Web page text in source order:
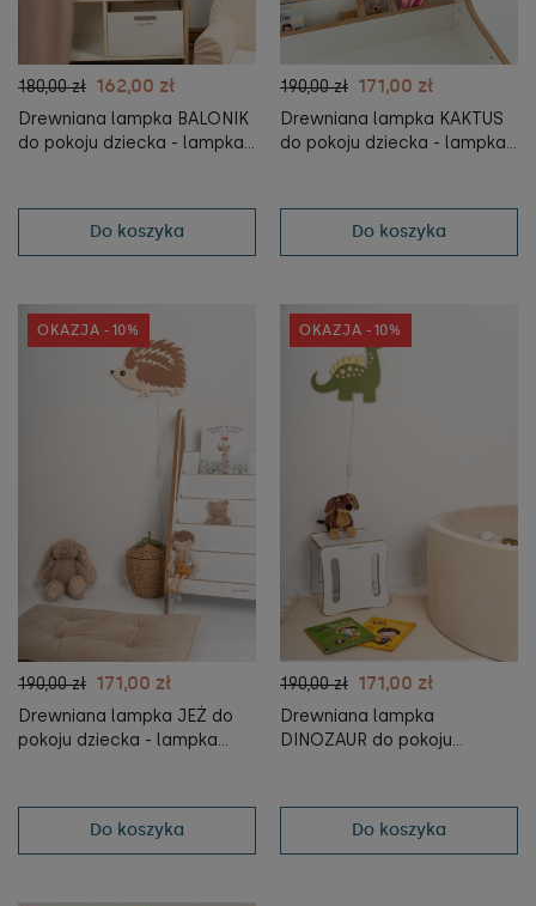
180,00 zł 162,00 zł
Drewniana lampka BALONIK
do pokoju dziecka - lampka
Do koszyka
190,00 zł 171,00 zł
Drewniana lampka KAKTUS
do pokoju dziecka - lampka
Do koszyka
190,00 zł 171,00 zł
Drewniana lampka JEŻ do
pokoju dziecka - lampka
Do koszyka
OKAZJA -10%
190,00 zł 171,00 zł
Drewniana lampka
DINOZAUR do pokoju
Do koszyka
OKAZJA -10%